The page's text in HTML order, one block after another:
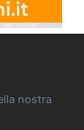
nostra